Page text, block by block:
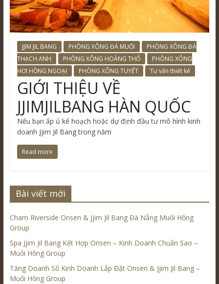
JJIM JIL BANG PHÒNG XÔNG ĐÁ MUỐI
PHÒNG XÔNG ĐÁ
THẠCH ANH
PHÒNG XÔNG HOÀNG THỔ
PHÒNG XÔNG
HƠI HỒNG NGOẠI
PHÒNG XÔNG TUYẾT Tư vấn thiết kế
GIỚI THIỆU VỀ
JJIMJILBANG HÀN QUỐC
Nếu bạn ấp ủ kế hoạch hoặc dự định đầu tư mô hình kinh
doanh Jjim Jil Bang trong năm
Read more
Bài viết mới
Cham Riverside Onsen & Jjim Jil Bang Đà Nẵng Muối Hồng
Group
Spa Jjim Jil Bang Kết Hợp Onsen – Kinh Doanh Chuẩn Sao –
Muối Hồng Group
Tăng Doanh Số Kinh Doanh Lắp Đặt Onsen & Jjim Jil Bang –
Muối Hồng Group